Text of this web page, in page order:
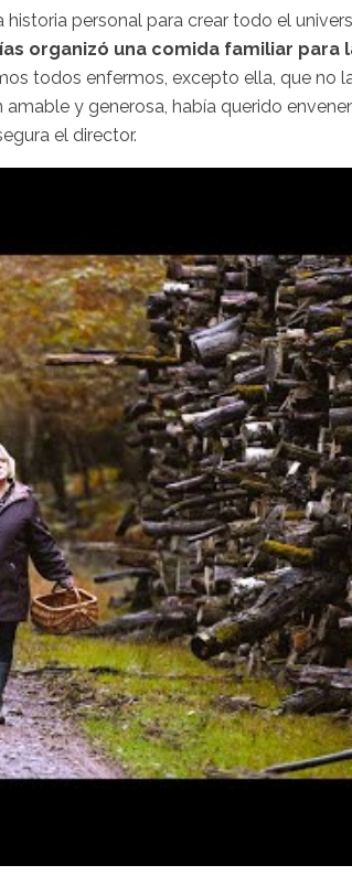
personal para crear todo el
organizó una comida familiar para
todos enfermos, excepto ella, que no
y generosa, había querido
el director.